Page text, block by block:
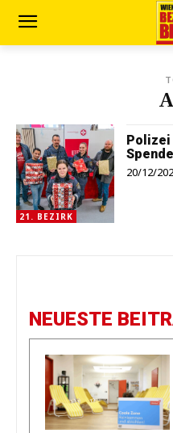
21. BEZIRK
20/12/
NEUESTE